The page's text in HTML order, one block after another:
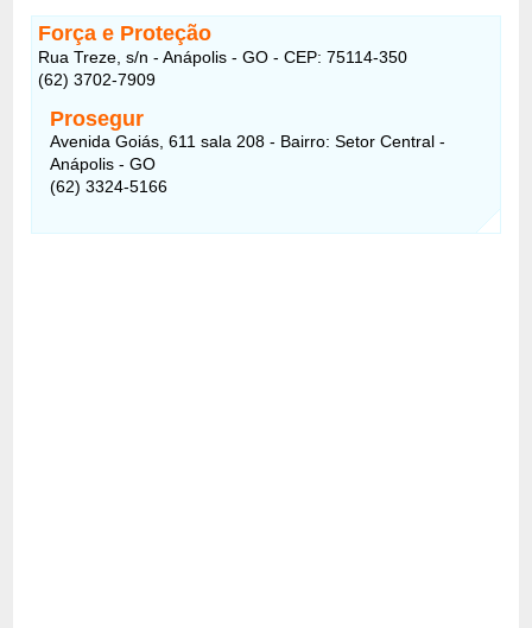
Força e Proteção
Rua Treze, s/n - Anápolis - GO - CEP: 75114-350
(62) 3702-7909
Prosegur
Avenida Goiás, 611 sala 208 - Bairro: Setor Central -
Anápolis - GO
(62) 3324-5166